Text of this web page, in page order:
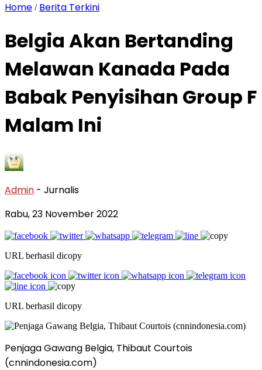
Home / Berita Terkini
Belgia Akan Bertanding
Melawan Kanada Pada
Babak Penyisihan Group F
Malam Ini
Admin - Jurnalis
Rabu, 23 November 2022
URL berhasil dicopy
URL berhasil dicopy
Penjaga Gawang Belgia, Thibaut Courtois
(cnnindonesia.com)